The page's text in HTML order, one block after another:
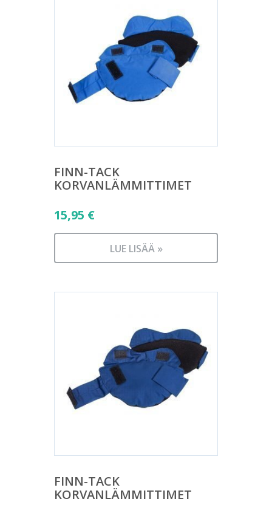
FINN-TACK
KORVANLÄMMITTIMET
15,95 €
LUE LISÄÄ »
FINN-TACK
KORVANLÄMMITTIMET